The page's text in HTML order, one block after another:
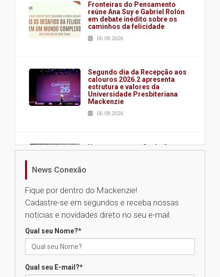
Fronteiras do Pensamento
reúne Ana Suy e Gabriel Rolón
em debate inédito sobre os
caminhos da felicidade
06.08.2026
Segundo dia da Recepção aos
calouros 2026.2 apresenta
estrutura e valores da
Universidade Presbiteriana
Mackenzie
06.08.2026
Nova apresentação do Centro
Universidade Mackenzie
realizará nova edição da Feira
News Conexão
Fique por dentro do Mackenzie!
Cadastre-se em segundos e receba nossas
notícias e novidades direto no seu e-mail.
Qual seu Nome?*
Qual seu E-mail?*